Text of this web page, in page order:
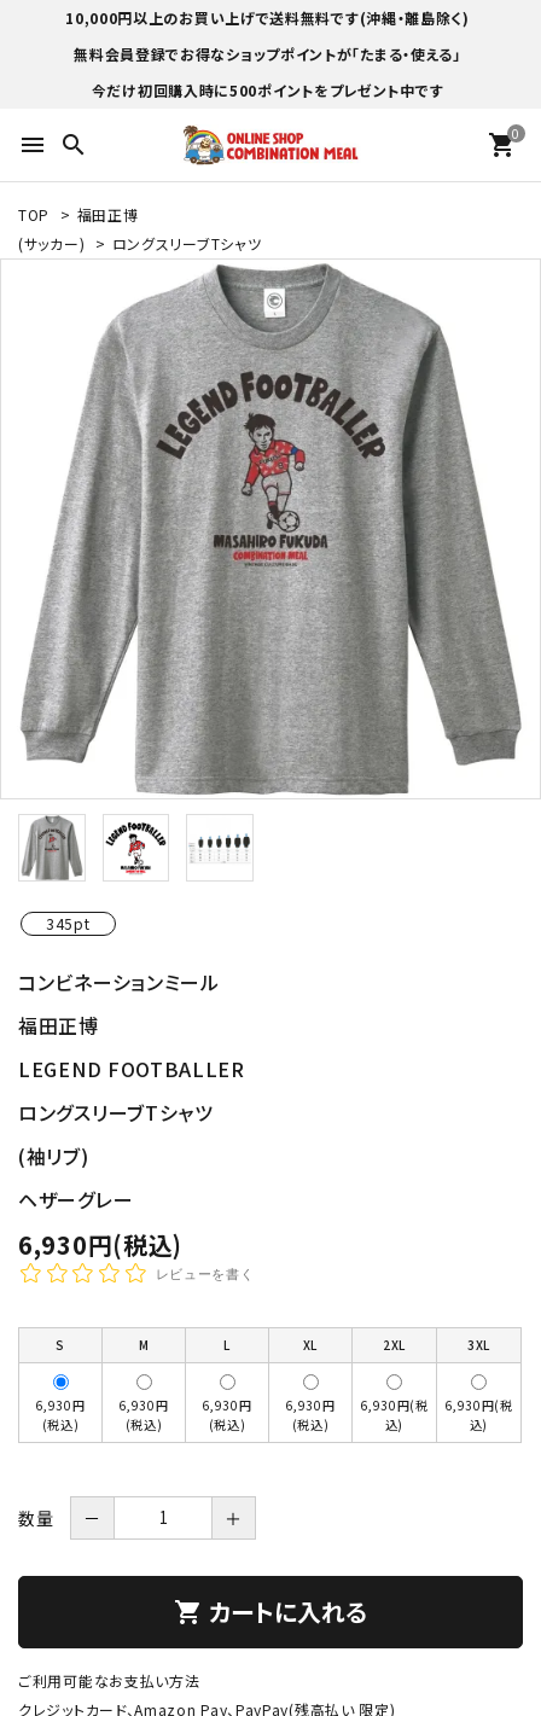
10,000円以上のお買い上げで送料無料です(沖縄・離島除く)
無料会員登録でお得なショップポイントが「たまる・使える」
今だけ初回購入時に500ポイントをプレゼント中です
menu search 0
shopping_cart
TOP > 福田正博
(サッカー)
> ロングスリーブTシャツ
345pt
コンビネーションミール
福田正博
LEGEND FOOTBALLER
ロングスリーブTシャツ
(袖リブ)
ヘザーグレー
6,930円(税込)
レビューを書く
S M L XL 2XL 3XL
6,930円
(税込)
6,930円
(税込)
6,930円
(税込)
6,930円
(税込)
6,930円(税
込)
6,930円(税
込)
数量 － ＋
shopping_cart カートに入れる
ご利用可能なお支払い方法
クレジットカード、Amazon Pay、PayPay(残高払い 限定)